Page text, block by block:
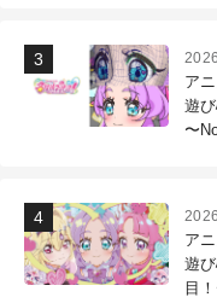
ア
遊
〜
ア
遊
目